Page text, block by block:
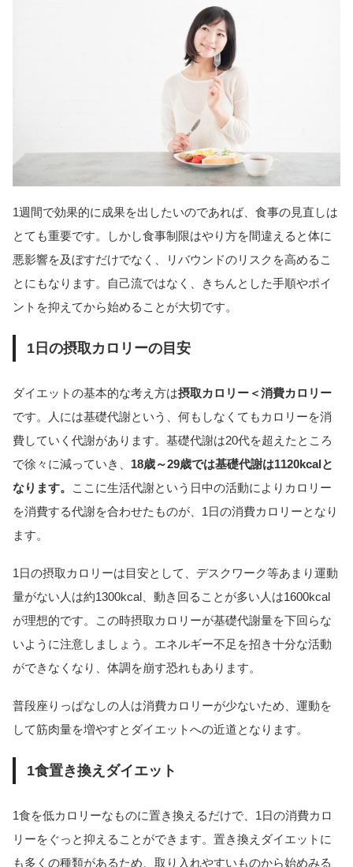
1週間で効果的に成果を出したいのであれば、食事の見直しは
とても重要です。しかし食事制限はやり方を間違えると体に
悪影響を及ぼすだけでなく、リバウンドのリスクを高めるこ
とにもなります。自己流ではなく、きちんとした手順やポイ
ントを抑えてから始めることが大切です。
1日の摂取カロリーの目安
ダイエットの基本的な考え方は摂取カロリー＜消費カロリー
です。人には基礎代謝という、何もしなくてもカロリーを消
費していく代謝があります。基礎代謝は20代を超えたところ
で徐々に減っていき、 18歳～29歳では基礎代謝は1120kcalと
なります。
ここに生活代謝という日中の活動によりカロリー
を消費する代謝を合わせたものが、1日の消費カロリーとなり
ます。
1日の摂取カロリーは目安として、デスクワーク等あまり運動
量がない人は約1300kcal、動き回ることが多い人は1600kcal
が理想的です。この時摂取カロリーが基礎代謝量を下回らな
いように注意しましょう。エネルギー不足を招き十分な活動
ができなくなり、体調を崩す恐れもあります。
普段座りっぱなしの人は消費カロリーが少ないため、運動を
して筋肉量を増やすとダイエットへの近道となります。
1食置き換えダイエット
1食を低カロリーなものに置き換えるだけで、1日の消費カロ
リーをぐっと抑えることができます。置き換えダイエットに
も多くの種類があるため、取り入れやすいものから始めみる